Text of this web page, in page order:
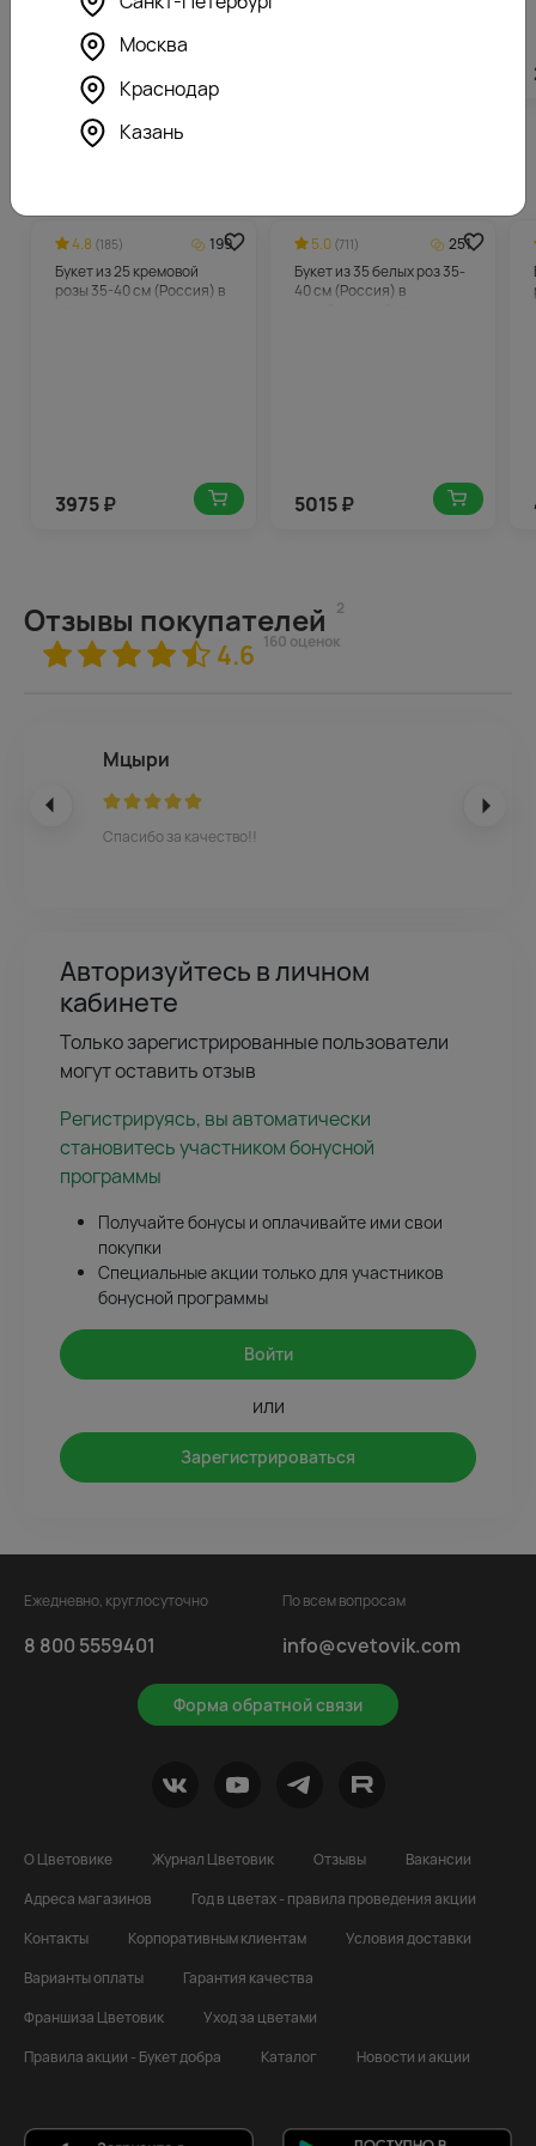
4281₽
4.8 (185)
199
Букет из 25 кремовой
розы 35-40 см (Россия) в
3975₽
5.0 (711)
251
Букет из 35 белых роз 35-
40 см (Россия) в
5015₽
Отзывы покупателей 2
4.6 160 оценок
Мцыри
Спасибо за качество!!
Авторизуйтесь в личном
кабинете
Только зарегистрированные пользователи
могут оставить отзыв
Регистрируясь, вы автоматически
становитесь участником бонусной
программы
Получайте бонусы и оплачивайте ими свои
покупки
Специальные акции только для участников
бонусной программы
Войти
или
Зарегистрироваться
Ежедневно, круглосуточно
8 800 5559401
Форма обратной связи
По всем вопросам
info@cvetovik.com
О Цветовике Журнал Цветовик Отзывы
Вакансии
Адреса магазинов
Год в цветах - правила проведения акции
Контакты
Корпоративным клиентам
Условия доставки
Варианты оплаты
Гарантия качества
Франшиза Цветовик
Уход за цветами
Правила акции - Букет добра
Каталог Новости и акции
Москва
Краснодар
Казань